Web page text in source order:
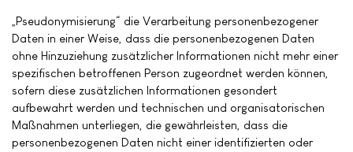
„Pseudonymisierung“ die Verarbeitung personenbezogener
Daten in einer Weise, dass die personenbezogenen Daten
ohne Hinzuziehung zusätzlicher Informationen nicht mehr einer
spezifischen betroffenen Person zugeordnet werden können,
sofern diese zusätzlichen Informationen gesondert
aufbewahrt werden und technischen und organisatorischen
Maßnahmen unterliegen, die gewährleisten, dass die
personenbezogenen Daten nicht einer identifizierten oder